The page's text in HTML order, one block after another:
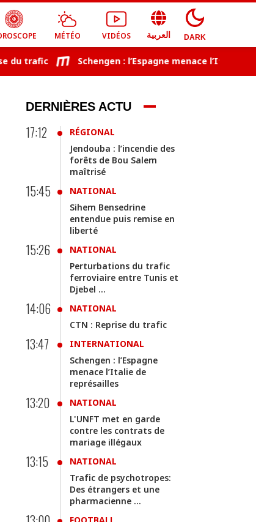
MÉTÉO VIDÉOS العربية DARK
trafic Schengen : l’Espagne menace l’Italie de
DERNIÈRES ACTU
17:12
RÉGIONAL
Jendouba : l’incendie des
forêts de Bou Salem
maîtrisé
15:45
NATIONAL
Sihem Bensedrine
entendue puis remise en
liberté
15:26
NATIONAL
Perturbations du trafic
ferroviaire entre Tunis et
Djebel ...
14:06
NATIONAL
CTN : Reprise du trafic
13:47
INTERNATIONAL
Schengen : l’Espagne
menace l’Italie de
représailles
13:20
NATIONAL
L'UNFT met en garde
contre les contrats de
mariage illégaux
13:15
NATIONAL
Trafic de psychotropes:
Des étrangers et une
pharmacienne ...